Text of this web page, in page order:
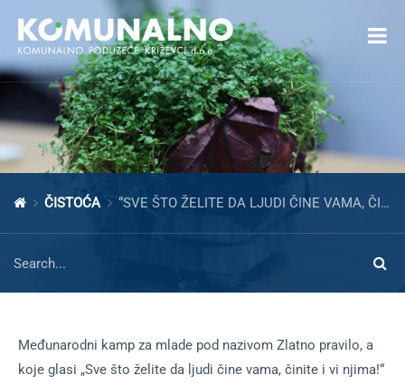
Open toolbar
ČISTOĆA “SVE ŠTO ŽELITE DA LJUDI ČINE VAMA, ČINITE I VI NJIMA!”
Međunarodni kamp za mlade pod nazivom Zlatno pravilo, a
koje glasi „Sve što želite da ljudi čine vama, činite i vi njima!“